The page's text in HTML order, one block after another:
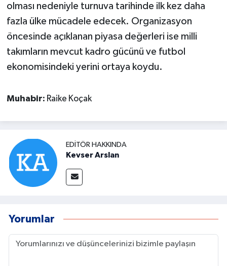
olması nedeniyle turnuva tarihinde ilk kez daha
fazla ülke mücadele edecek. Organizasyon
öncesinde açıklanan piyasa değerleri ise milli
takımların mevcut kadro gücünü ve futbol
ekonomisindeki yerini ortaya koydu.
Muhabir: Raike Koçak
EDITÖR HAKKINDA
Kevser Arslan
Yorumlar